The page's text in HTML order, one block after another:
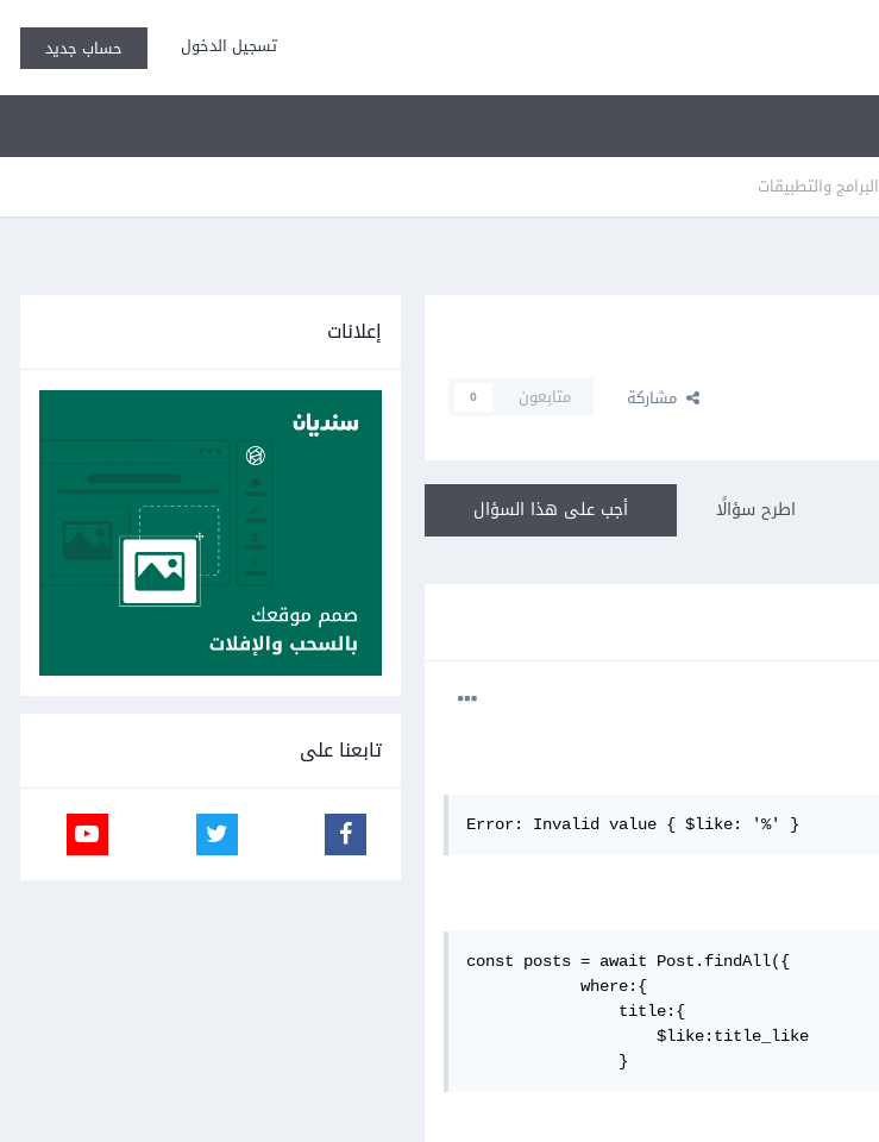
تسجيل الدخول حساب جديد
البرامج والتطبيقات
مشاركة متابعون 0
أجب على هذا السؤال اطرح سؤالًا
Error: Invalid value { $like: '%' }
const posts = await Post.findAll({
            where:{
                title:{
                    $like:title_like
                }
إعلانات
تابعنا على